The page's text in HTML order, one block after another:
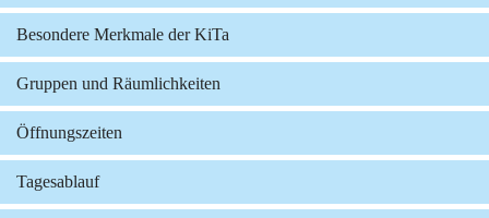
Besondere Merkmale der KiTa
Gruppen und Räumlichkeiten
Öffnungszeiten
Tagesablauf